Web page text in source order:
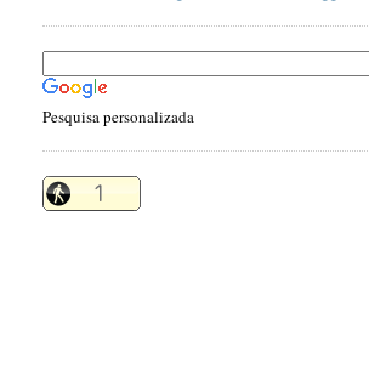
Pesquisa personalizada